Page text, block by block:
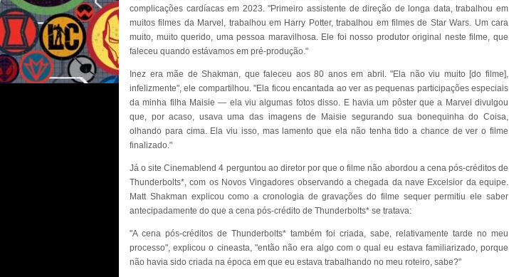
complicações cardíacas em 2023. "Primeiro assistente de direção de longa data, trabalhou em
muitos filmes da Marvel, trabalhou em Harry Potter, trabalhou em filmes de Star Wars. Um cara
muito, muito querido, uma pessoa maravilhosa. Ele foi nosso produtor original neste filme, que
faleceu quando estávamos em pré-produção."
Inez era mãe de Shakman, que faleceu aos 80 anos em abril. "Ela não viu muito [do filme],
infelizmente", ele compartilhou. "Ela ficou encantada ao ver as pequenas participações especiais
da minha filha Maisie — ela viu algumas fotos disso. E havia um pôster que a Marvel divulgou
que, por acaso, usava uma das imagens de Maisie segurando sua bonequinha do Coisa,
olhando para cima. Ela viu isso, mas lamento que ela não tenha tido a chance de ver o filme
finalizado."
Já o site Cinemablend 4 perguntou ao diretor por que o filme não abordou a cena pós-créditos de
Thunderbolts*, com os Novos Vingadores observando a chegada da nave Excelsior da equipe.
Matt Shakman explicou como a cronologia de gravações do filme sequer permitiu ele saber
antecipadamente do que a cena pós-crédito de Thunderbolts* se tratava:
"A cena pós-créditos de Thunderbolts* também foi criada, sabe, relativamente tarde no meu
processo", explicou o cineasta, "então não era algo com o qual eu estava familiarizado, porque
não havia sido criada na época em que eu estava trabalhando no meu roteiro, sabe?"